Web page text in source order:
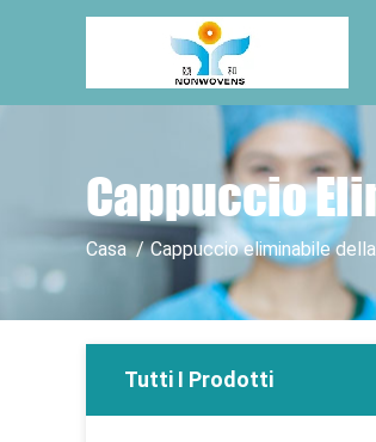
Cappuccio
Casa / Cappuccio eliminabile
Tutti I Prodotti